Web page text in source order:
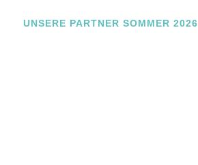
UNSERE PARTNER SOMMER 2026